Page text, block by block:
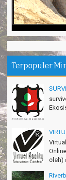
TRIms Team
Pangandaran
Jacky - Depok
Risna - Garut
TRIms surVive
Salam lestari!
Tapak Adventure
Thanks!
Michael - Sydney
Thanks
Santoso - Kudus
Seru banget Pantai
Sudrajat - Kuningan
Terpopuler
oleh)